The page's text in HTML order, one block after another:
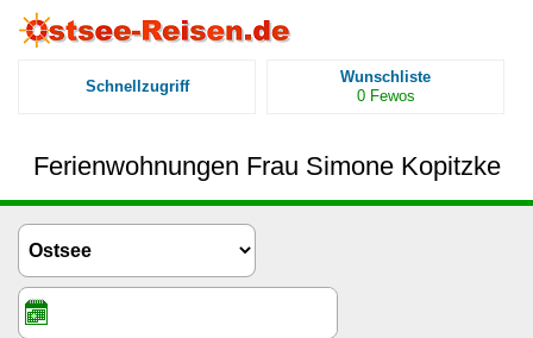
Schnellzugriff
Wunschliste
0 Fewos
Ferienwohnungen Frau Simone Kopitzke